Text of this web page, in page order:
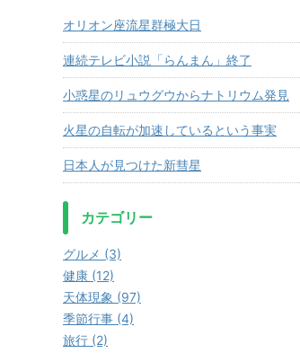
オリオン座流星群極大日
連続テレビ小説「らんまん」終了
小惑星のリュウグウからナトリウム発見
火星の自転が加速しているという事実
日本人が見つけた新彗星
カテゴリー
グルメ (3)
健康 (12)
天体現象 (97)
季節行事 (4)
旅行 (2)